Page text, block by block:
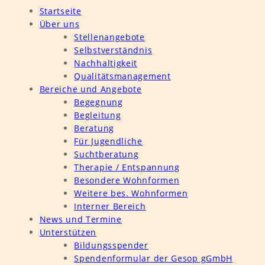
Startseite
Über uns
Stellenangebote
Selbstverständnis
Nachhaltigkeit
Qualitätsmanagement
Bereiche und Angebote
Begegnung
Begleitung
Beratung
Für Jugendliche
Suchtberatung
Therapie / Entspannung
Besondere Wohnformen
Weitere bes. Wohnformen
Interner Bereich
News und Termine
Unterstützen
Bildungsspender
Spendenformular der Gesop gGmbH